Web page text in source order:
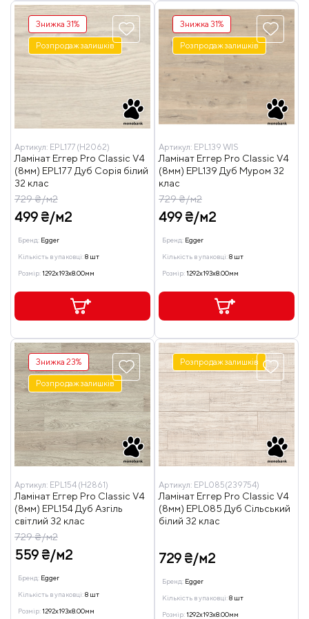
Знижка 31%
Розпродаж залишків
Артикул: EPL177 (H2062)
Ламінат Еггер Pro Classic V4
(8мм) EPL177 Дуб Сорія білий
32 клас
729 ₴/м2
499 ₴/м2
Бренд: Egger
Кількість в упаковці:8 шт
Розмір:1292x193x8.00мм
Знижка 31%
Розпродаж залишків
Артикул: EPL139 WIS
Ламінат Еггер Pro Classic V4
(8мм) EPL139 Дуб Муром 32
клас
729 ₴/м2
499 ₴/м2
Бренд: Egger
Кількість в упаковці:8 шт
Розмір:1292x193x8.00мм
Знижка 23%
Розпродаж залишків
Артикул: EPL154 (H2861)
Ламінат Еггер Pro Classic V4
(8мм) EPL154 Дуб Азгіль
світлий 32 клас
729 ₴/м2
559 ₴/м2
Бренд: Egger
Кількість в упаковці:8 шт
Розмір:1292x193x8.00мм
Розпродаж залишків
Артикул: EPL085(239754)
Ламінат Еггер Pro Classic V4
(8мм) EPL085 Дуб Сільський
білий 32 клас
729 ₴/м2
Бренд: Egger
Кількість в упаковці:8 шт
Розмір:1292x193x8.00мм